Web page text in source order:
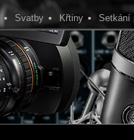
Svatby Křtiny
Setkání